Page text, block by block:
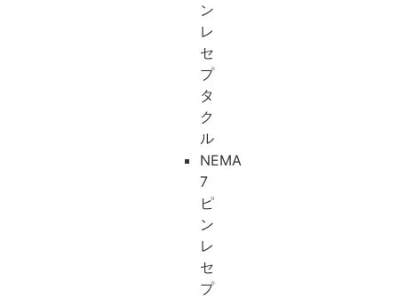
ン
レ
セ
プ
タ
ク
ル
NEMA
7
ピ
ン
レ
セ
プ